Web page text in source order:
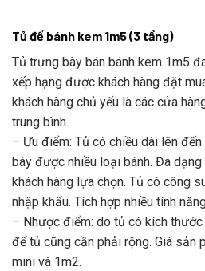
Tủ để bánh kem 1m5 (3 tầng)
Tủ trưng bày bán bánh kem 1m5
xếp hạng được khách hàng đặt
khách hàng chủ yếu là các cửa
trung bình.
– Ưu điểm: Tủ có chiều dài lên
bày được nhiều loại bánh. Đa
khách hàng lựa chọn. Tủ có công
nhập khẩu. Tích hợp nhiều tính
– Nhược điểm: do tủ có kích thước
để tủ cũng cần phải rộng. Giá sản
mini và 1m2.